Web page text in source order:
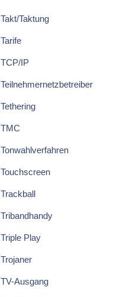
Takt/Taktung
Tarife
TCP/IP
Teilnehmernetzbetreiber
Tethering
TMC
Tonwahlverfahren
Touchscreen
Trackball
Tribandhandy
Triple Play
Trojaner
TV-Ausgang